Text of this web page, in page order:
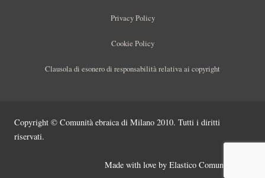
Privacy Policy
Cookie Policy
Clausola di esonero di responsabilità relativa ai copyright
Copyright © Comunità ebraica di Milano 2010. Tutti i diritti
riservati.
Made with love by Elastico Comunicazione